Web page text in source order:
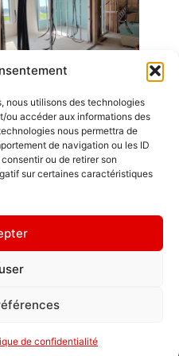
nous utilisons des technologies
ou accéder aux informations des
nous permettra de
de navigation ou les ID
ou de retirer son
sur certaines caractéristiques
de confidentialité
Emplois
/ Accès
légales
amis
"
de
GDL Construction
6, Rue des
ZA La Croix de